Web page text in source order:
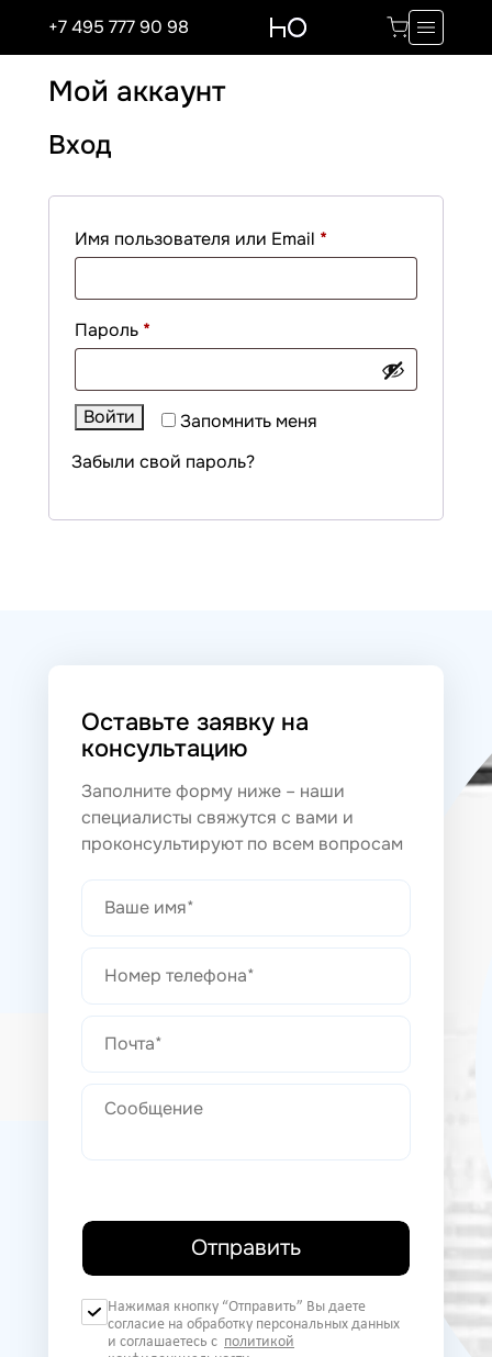
+7 495 777 90 98
Мой аккаунт
Вход
Имя пользователя или Email *
Пароль *
Запомнить меня
Войти
Забыли свой пароль?
Оставьте заявку на
консультацию
Заполните форму ниже – наши
специалисты свяжутся с вами и
проконсультируют по всем вопросам
Отправить
Нажимая кнопку “Отправить” Вы даете
согласие на обработку персональных данных
и соглашаетесь с политикой